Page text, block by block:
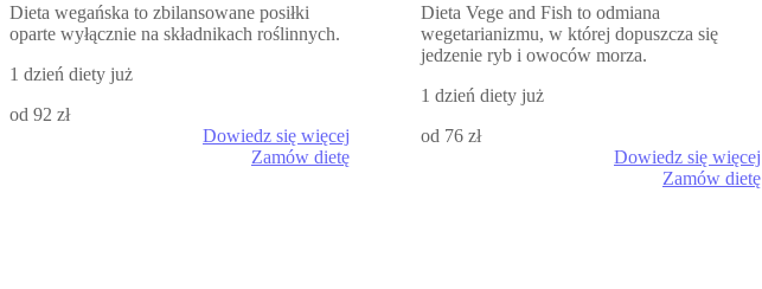
Dieta wegańska to zbilansowane posiłki
oparte wyłącznie na składnikach roślinnych.
1 dzień diety już
od 92 zł
Dowiedz się więcej
Zamów dietę
Dieta Vege and Fish to odmiana
wegetarianizmu, w której dopuszcza się
jedzenie ryb i owoców morza.
1 dzień diety już
od 76 zł
Dowiedz się więcej
Zamów dietę